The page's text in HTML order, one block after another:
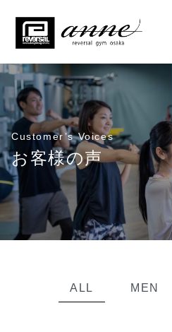
ALL MEN
Customer’s Voices
お客様の声